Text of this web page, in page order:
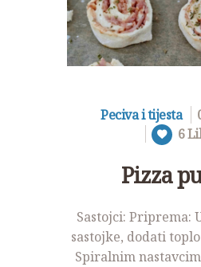
NOVOSTI
KONTAKT
DONACIJE
Peciva i tijesta
6
Pizza
Sastojci: Priprema:
sastojke, dodati
Spiralnim